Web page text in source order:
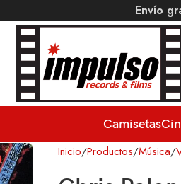
Envío
Camisetas
Inicio Productos Música